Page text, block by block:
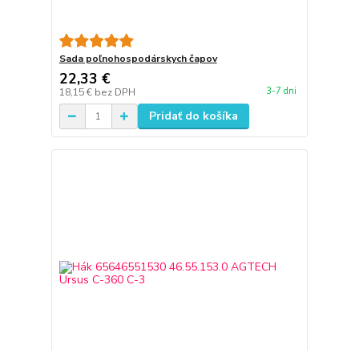
Sada poľnohospodárskych čapov
22,33 €
18,15 € bez DPH 3-7 dni
Pridať do košíka